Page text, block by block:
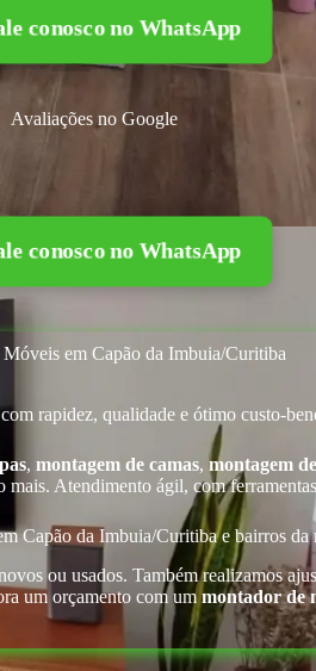
conosco no WhatsApp
Avaliações no Google
conosco no WhatsApp
em Capão da Imbuia/Curitiba
rapidez, qualidade e ótimo custo-
, montagem de camas, montagem
Atendimento ágil, com
Capão da Imbuia/Curitiba e bairros da
ou usados. Também realizamos
um orçamento com ummontador de